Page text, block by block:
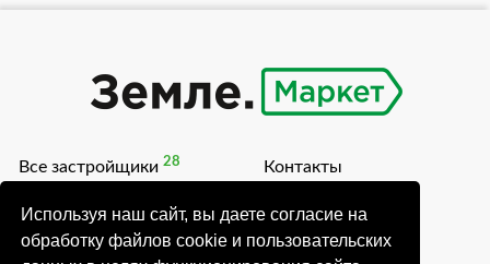
Используя наш сайт, вы даете согласие на
обработку файлов cookie и пользовательских
Все застройщики 28
Коттеджные поселки
Акции
Контакты
О проекте